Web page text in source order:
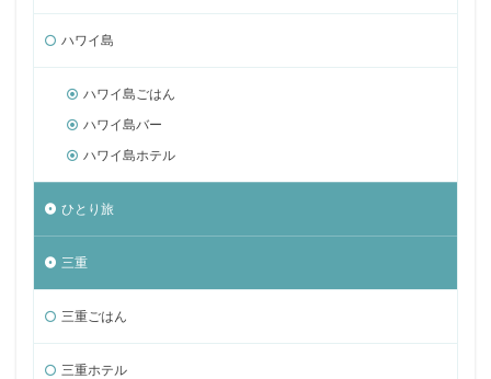
ハワイ島
ハワイ島ごはん
ハワイ島バー
ハワイ島ホテル
ひとり旅
三重
三重ごはん
三重ホテル